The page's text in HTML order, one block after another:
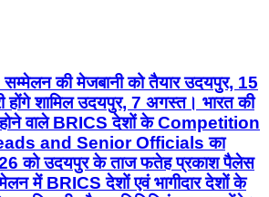
की मेजबानी को तैयार उदयपुर, 15
होंगे शामिल उदयपुर, 7 अगस्त। भारत की
होने वाले BRICS देशों के Competition
and Senior Officials का
को उदयपुर के ताज फतेह प्रकाश पैलेस
में BRICS देशों एवं भागीदार देशों के